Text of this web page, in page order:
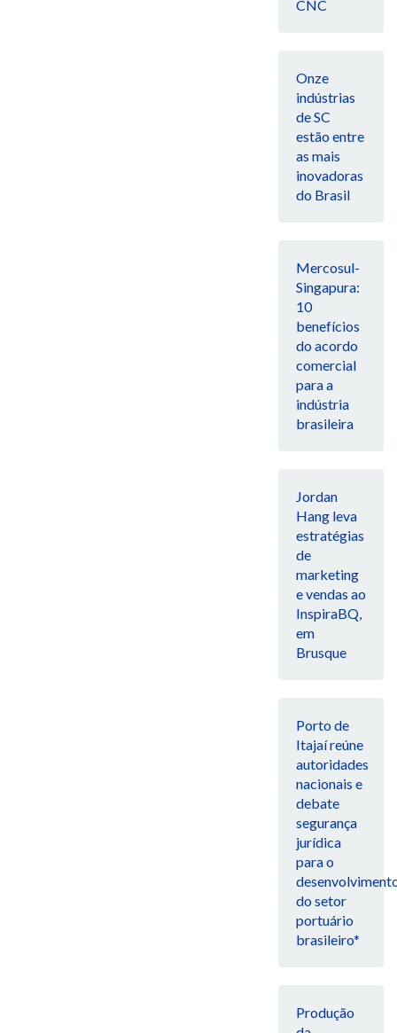
CNC
Onze
indústrias
de SC
estão entre
as mais
inovadoras
do Brasil
Mercosul-
Singapura:
10
benefícios
do acordo
comercial
para a
indústria
brasileira
Jordan
Hang leva
estratégias
de
marketing
e vendas ao
InspiraBQ,
em
Brusque
Porto de
Itajaí reúne
autoridades
nacionais e
debate
segurança
jurídica
para o
do setor
portuário
brasileiro*
Produção